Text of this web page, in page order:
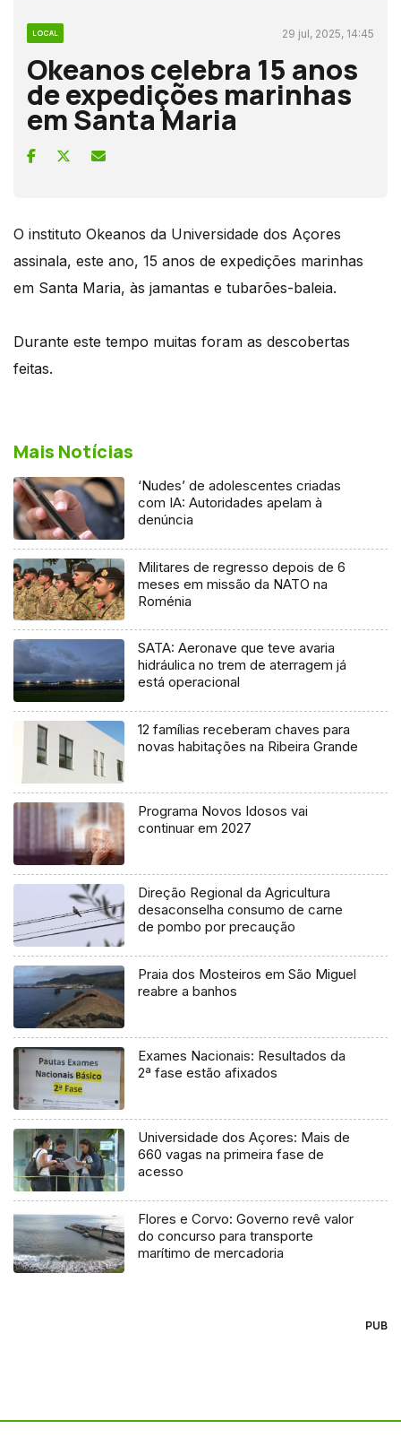
LOCAL 29 jul, 2025, 14:45
Okeanos celebra 15 anos
de expedições marinhas
em Santa Maria
O instituto Okeanos da Universidade dos Açores
assinala, este ano, 15 anos de expedições marinhas
em Santa Maria, às jamantas e tubarões-baleia.
Durante este tempo muitas foram as descobertas
feitas.
Mais Notícias
‘Nudes’ de adolescentes criadas
com IA: Autoridades apelam à
denúncia
Militares de regresso depois de 6
meses em missão da NATO na
Roménia
SATA: Aeronave que teve avaria
hidráulica no trem de aterragem já
está operacional
12 famílias receberam chaves para
novas habitações na Ribeira Grande
Programa Novos Idosos vai
continuar em 2027
Direção Regional da Agricultura
desaconselha consumo de carne
de pombo por precaução
Praia dos Mosteiros em São Miguel
reabre a banhos
Exames Nacionais: Resultados da
2ª fase estão afixados
Universidade dos Açores: Mais de
660 vagas na primeira fase de
acesso
Flores e Corvo: Governo revê valor
do concurso para transporte
marítimo de mercadoria
PUB